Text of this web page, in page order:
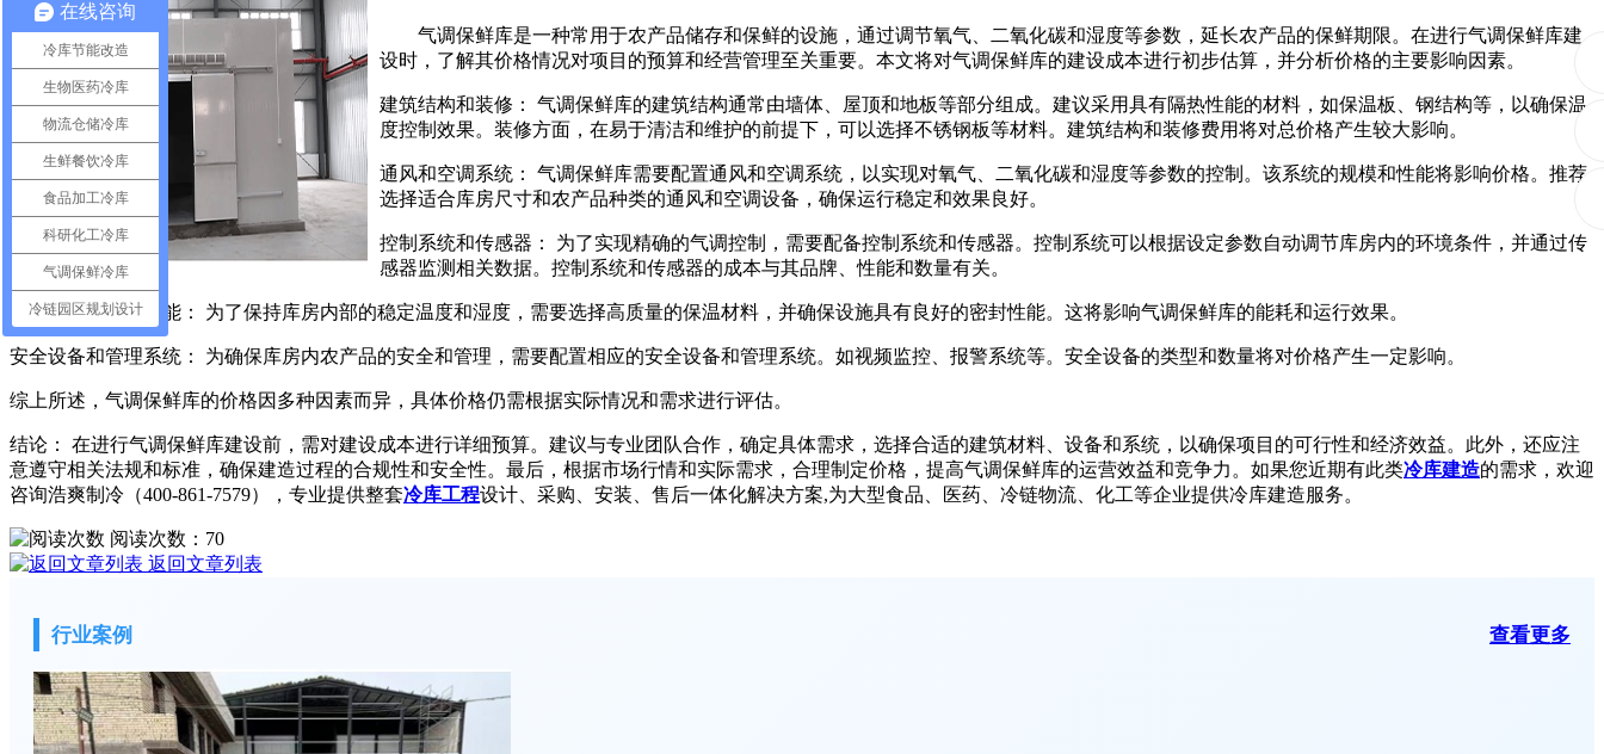
气调保鲜库是一种常用于农产品储存和保鲜的设施，通过调节氧气、二氧化碳和湿度等参数，延长农产品的保鲜期限。在进行气调保鲜库建
设时，了解其价格情况对项目的预算和经营管理至关重要。本文将对气调保鲜库的建设成本进行初步估算，并分析价格的主要影响因素。
建筑结构和装修： 气调保鲜库的建筑结构通常由墙体、屋顶和地板等部分组成。建议采用具有隔热性能的材料，如保温板、钢结构等，以确保温
度控制效果。装修方面，在易于清洁和维护的前提下，可以选择不锈钢板等材料。建筑结构和装修费用将对总价格产生较大影响。
通风和空调系统： 气调保鲜库需要配置通风和空调系统，以实现对氧气、二氧化碳和湿度等参数的控制。该系统的规模和性能将影响价格。推荐
选择适合库房尺寸和农产品种类的通风和空调设备，确保运行稳定和效果良好。
控制系统和传感器： 为了实现精确的气调控制，需要配备控制系统和传感器。控制系统可以根据设定参数自动调节库房内的环境条件，并通过传
感器监测相关数据。控制系统和传感器的成本与其品牌、性能和数量有关。
保温材料和密封性能： 为了保持库房内部的稳定温度和湿度，需要选择高质量的保温材料，并确保设施具有良好的密封性能。这将影响气调保鲜库的能耗和运行效果。
安全设备和管理系统： 为确保库房内农产品的安全和管理，需要配置相应的安全设备和管理系统。如视频监控、报警系统等。安全设备的类型和数量将对价格产生一定影响。
综上所述，气调保鲜库的价格因多种因素而异，具体价格仍需根据实际情况和需求进行评估。
结论： 在进行气调保鲜库建设前，需对建设成本进行详细预算。建议与专业团队合作，确定具体需求，选择合适的建筑材料、设备和系统，以确保项目的可行性和经济效益。此外，还应注
意遵守相关法规和标准，确保建造过程的合规性和安全性。最后，根据市场行情和实际需求，合理制定价格，提高气调保鲜库的运营效益和竞争力。如果您近期有此类冷库建造的需求，欢迎
咨询浩爽制冷（400-861-7579），专业提供整套冷库工程设计、采购、安装、售后一体化解决方案,为大型食品、医药、冷链物流、化工等企业提供冷库建造服务。
阅读次数： 70
返回文章列表
行业案例 查看更多
在线咨询
冷库节能改造
生物医药冷库
物流仓储冷库
生鲜餐饮冷库
食品加工冷库
科研化工冷库
气调保鲜冷库
冷链园区规划设计